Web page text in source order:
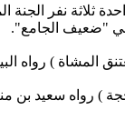
ثلاثة نفر
في "ضعيف الجامع".‏